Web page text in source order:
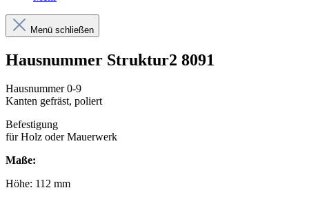
Menü schließen
Hausnummer Struktur2 8091
Hausnummer 0-9
Kanten gefräst, poliert
Befestigung
für Holz oder Mauerwerk
Maße:
Höhe: 112 mm